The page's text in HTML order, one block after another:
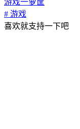
# 游戏
喜欢就支持一下吧